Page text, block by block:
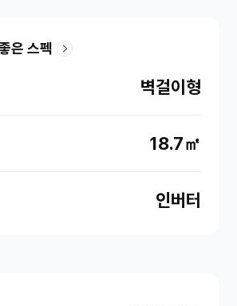
은 스펙
벽걸이형
18.7㎡
인버터